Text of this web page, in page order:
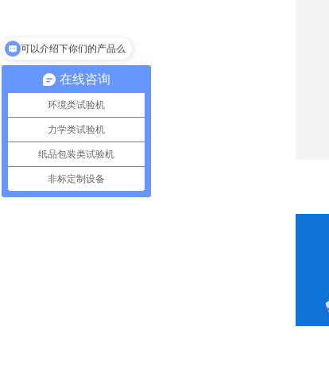
在线咨询
环境类试验机
力学类试验机
纸品包装类试验机
非标定制设备
你们是怎么收费的呢